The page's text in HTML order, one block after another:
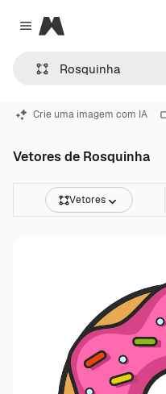
Close menu
Magnific
Crie uma imagem com IA
Vetores de Rosquinha
Vetores